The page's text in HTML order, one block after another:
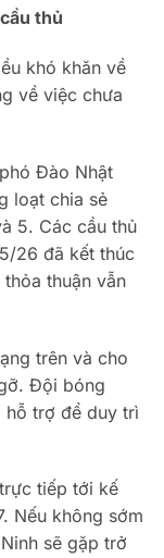
thủ
khó khăn về
về việc chưa
Đào Nhật
loạt chia sẻ
5. Các cầu thủ
26 đã kết thúc
thuận vẫn
trên và cho
Đội bóng
hỗ trợ để duy trì
tiếp tới kế
Nếu không sớm
sẽ gặp trở